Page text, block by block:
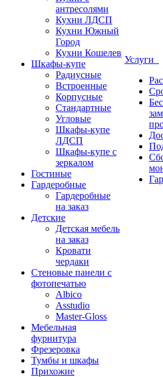
антресолями
Кухни ЛДСП
Кухни Южный
Город
Кухни Кошелев
Шкафы-купе
Радиусные
Встроенные
Корпусные
Стандартные
Угловые
Шкафы-купе
ЛДСП
Шкафы-купе с
зеркалом
Гостиные
Гардеробные
Гардеробные
на заказ
Детские
Детская мебель
на заказ
Кровати
чердаки
Стеновые панели с
фотопечатью
Albico
Asstudio
Master-Gloss
Мебельная
фурнитура
Фрезеровка
Тумбы и шкафы
Прихожие
Услуги